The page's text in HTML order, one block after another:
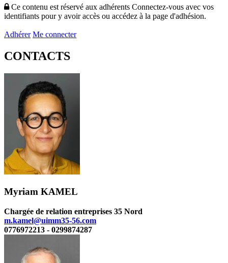
Ce contenu est réservé aux adhérents Connectez-vous avec vos
identifiants pour y avoir accès ou accédez à la page d'adhésion.
Adhérer Me connecter
CONTACTS
Myriam KAMEL
Chargée de relation entreprises 35 Nord
m.kamel@uimm35-56.com
0776972213 - 0299874287